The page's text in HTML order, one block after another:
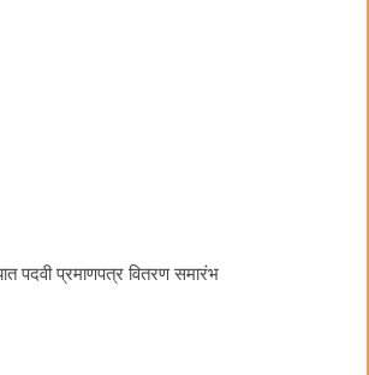
पदवी प्रमाणपत्र वितरण समारंभ